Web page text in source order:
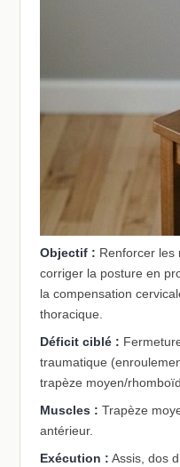
Objectif : Renforcer les
corriger la posture en
la compensation
thoracique.
Déficit ciblé :
traumatique
trapèze moyen/
Muscles : Trapèze
antérieur.
Exécution : Assis, dos